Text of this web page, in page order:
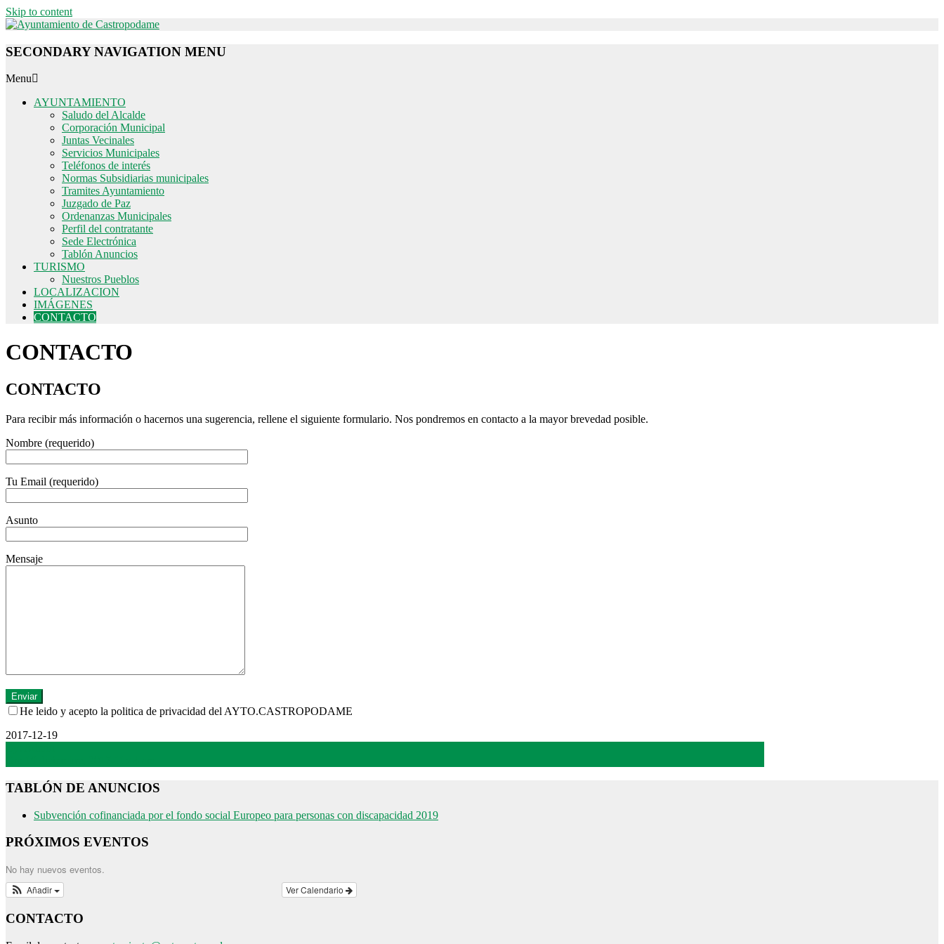
Skip to content
SECONDARY NAVIGATION MENU
Menu
AYUNTAMIENTO
Saludo del Alcalde
Corporación Municipal
Juntas Vecinales
Servicios Municipales
Teléfonos de interés
Normas Subsidiarias municipales
Tramites Ayuntamiento
Juzgado de Paz
Ordenanzas Municipales
Perfil del contratante
Sede Electrónica
Tablón Anuncios
TURISMO
Nuestros Pueblos
LOCALIZACION
IMÁGENES
CONTACTO
CONTACTO
CONTACTO
Para recibir más información o hacernos una sugerencia, rellene el siguiente formulario. Nos pondremos en contacto a la mayor brevedad posible.
Nombre (requerido)
Tu Email (requerido)
Asunto
Mensaje
He leido y acepto la politica de privacidad del AYTO.CASTROPODAME
2017-12-19
TABLÓN DE ANUNCIOS
Subvención cofinanciada por el fondo social Europeo para personas con discapacidad 2019
PRÓXIMOS EVENTOS
No hay nuevos eventos.
Ver Calendario
Añadir
CONTACTO